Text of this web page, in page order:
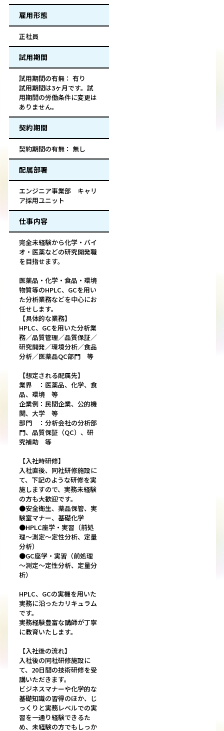
雇用形態
正社員
試用期間
試用期間の有無： 有り
試用期間は3ヶ月です。試
用期間の労働条件に変更は
ありません。
契約期間
契約期間の有無： 無し
配属部署
エンジニア事業部 キャリ
ア採用ユニット
仕事内容
完全未経験から化学・バイ
オ・医薬などの研究開発職
を目指せます。
医薬品・化学・食品・環境
物質等のHPLC、GCを用い
た分析業務などを中心にお
任せします。
【具体的な業務】
HPLC、GCを用いた分析業
務／品質管理／品質保証／
研究開発／環境分析／食品
分析／医薬品QC部門 等
【想定される配属先】
業界 ：医薬品、化学、食
品、環境 等
企業例：民間企業、公的機
関、大学 等
部門 ：分析会社の分析部
門、品質保証（QC）、研
究補助 等
【入社時研修】
入社直後、同社研修施設に
て、下記のような研修を実
施しますので、実務未経験
の方も大歓迎です。
●安全衛生、薬品保管、実
験室マナー、基礎化学
●HPLC座学・実習（前処
理～測定～定性分析、定量
分析）
●GC座学・実習（前処理
～測定～定性分析、定量分
析）
HPLC、GCの実機を用いた
実務に沿ったカリキュラム
です。
実務経験豊富な講師が丁寧
に教育いたします。
【入社後の流れ】
入社後の同社研修施設に
て、20日間の技術研修を受
講いただきます。
ビジネスマナーや化学的な
基礎知識の習得のほか、じ
っくりと実務レベルでの実
習を一通り経験できるた
め、未経験の方でもしっか